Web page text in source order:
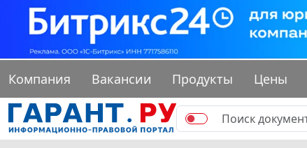
Компания Вакансии Продукты Цены